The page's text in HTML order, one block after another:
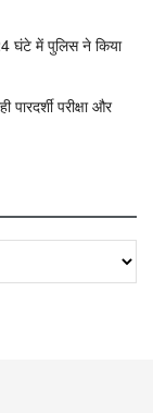
घंटे में पुलिस ने किया
परीक्षा और